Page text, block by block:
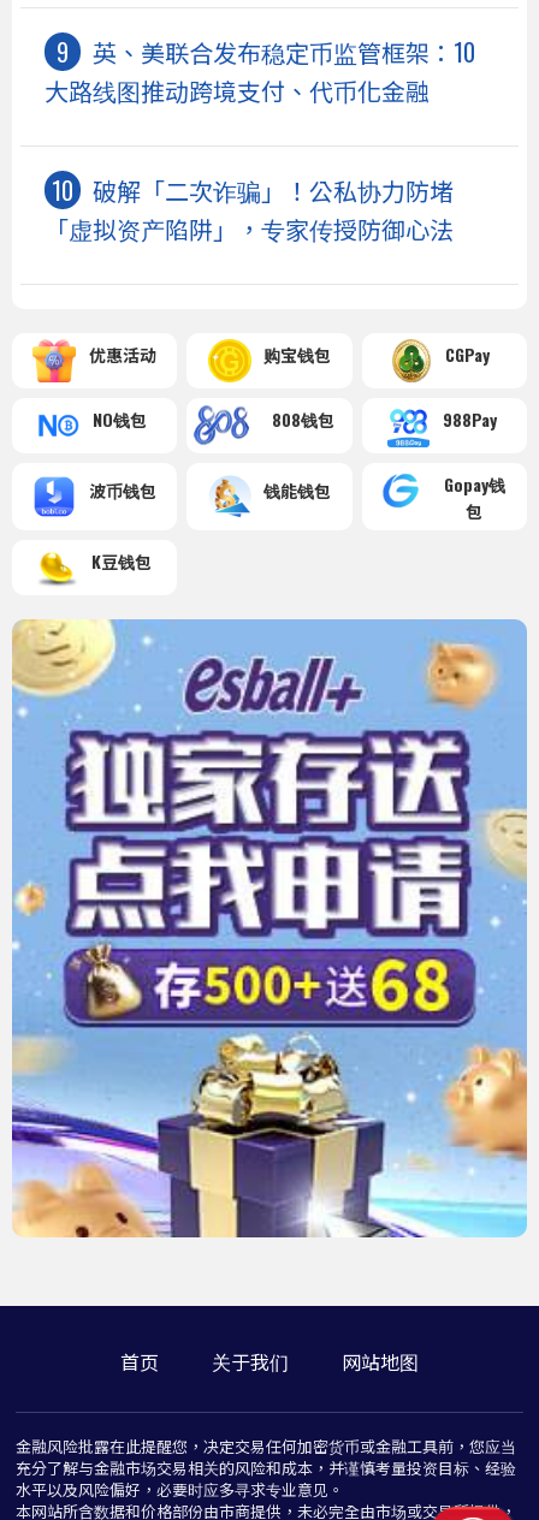
英、美联合发布稳定币监管框架：10
大路线图推动跨境支付、代币化金融
破解「二次诈骗」！公私协力防堵
「虚拟资产陷阱」，专家传授防御心法
优惠活动 购宝钱包 CGPay
NO钱包 808钱包 988Pay
波币钱包 钱能钱包
Gopay钱
包
K豆钱包
首页 关于我们 网站地图
金融风险批露在此提醒您，决定交易任何加密货币或金融工具前，您应当
充分了解与金融市场交易相关的风险和成本，并谨慎考量投资目标、经验
水平以及风险偏好，必要时应多寻求专业意见。
本网站所含数据和价格部份由市商提供，未必完全由市场或交易所提供，